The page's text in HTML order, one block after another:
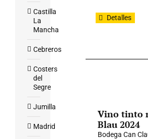
Detalles
Vino tinto
Blau 2024
Bodega Can
Castilla
La
Mancha
Cebreros
Costers
del
Segre
Jumilla
Madrid